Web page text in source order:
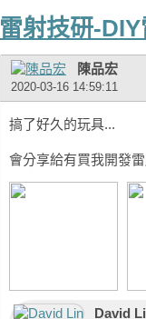
雷射技研-
陳品宏
2020-03-16 14:59:11
搞了好久的玩具...
會分享給有買我開發
David